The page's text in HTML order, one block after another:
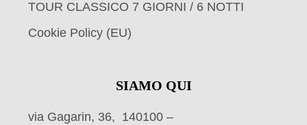
TOUR CLASSICO 7 GIORNI / 6 NOTTI
Cookie Policy (EU)
SIAMO QUI
via Gagarin, 36, 140100 –